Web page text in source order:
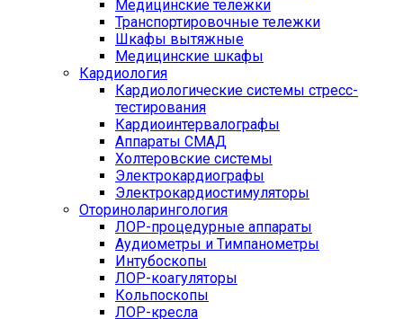
Медицинские тележки
Транспортировочные тележки
Шкафы вытяжные
Медицинские шкафы
Кардиология
Кардиологические системы стресс-
тестирования
Кардиоинтервалографы
Аппараты СМАД
Холтеровские системы
Электрокардиографы
Электрокардиостимуляторы
Оториноларингология
ЛОР-процедурные аппараты
Аудиометры и Тимпанометры
Интубоскопы
ЛОР-коагуляторы
Кольпоскопы
ЛОР-кресла